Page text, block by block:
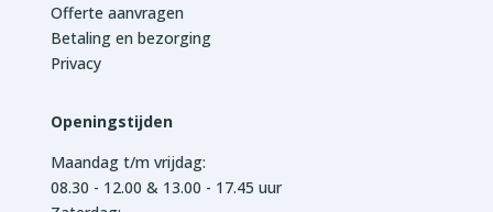
Offerte aanvragen
Betaling en bezorging
Privacy
Openingstijden
Maandag t/m vrijdag:
08.30 - 12.00 & 13.00 - 17.45 uur